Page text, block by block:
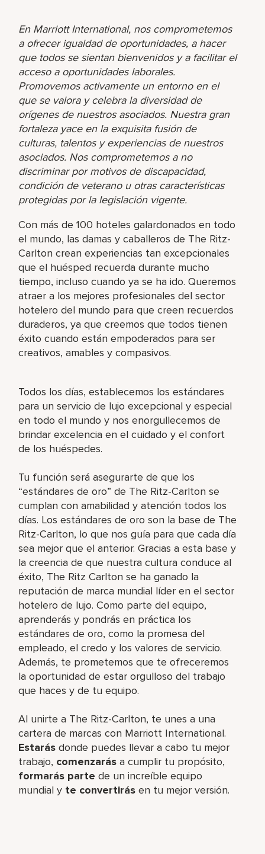
En Marriott International, nos comprometemos
a ofrecer igualdad de oportunidades, a hacer
que todos se sientan bienvenidos y a facilitar el
acceso a oportunidades laborales.
Promovemos activamente un entorno en el
que se valora y celebra la diversidad de
orígenes de nuestros asociados. Nuestra gran
fortaleza yace en la exquisita fusión de
culturas, talentos y experiencias de nuestros
asociados. Nos comprometemos a no
discriminar por motivos de discapacidad,
condición de veterano u otras características
protegidas por la legislación vigente.
Con más de 100 hoteles galardonados en todo
el mundo, las damas y caballeros de The Ritz-
Carlton crean experiencias tan excepcionales
que el huésped recuerda durante mucho
tiempo, incluso cuando ya se ha ido. Queremos
atraer a los mejores profesionales del sector
hotelero del mundo para que creen recuerdos
duraderos, ya que creemos que todos tienen
éxito cuando están empoderados para ser
creativos, amables y compasivos.
Todos los días, establecemos los estándares
para un servicio de lujo excepcional y especial
en todo el mundo y nos enorgullecemos de
brindar excelencia en el cuidado y el confort
de los huéspedes.
Tu función será asegurarte de que los
“estándares de oro” de The Ritz-Carlton se
cumplan con amabilidad y atención todos los
días. Los estándares de oro son la base de The
Ritz-Carlton, lo que nos guía para que cada día
sea mejor que el anterior. Gracias a esta base y
la creencia de que nuestra cultura conduce al
éxito, The Ritz Carlton se ha ganado la
reputación de marca mundial líder en el sector
hotelero de lujo. Como parte del equipo,
aprenderás y pondrás en práctica los
estándares de oro, como la promesa del
empleado, el credo y los valores de servicio.
Además, te prometemos que te ofreceremos
la oportunidad de estar orgulloso del trabajo
que haces y de tu equipo.
Al unirte a The Ritz-Carlton, te unes a una
cartera de marcas con Marriott International.
Estarás donde puedes llevar a cabo tu mejor
trabajo, comenzarás a cumplir tu propósito,
formarás parte de un increíble equipo
mundial y te convertirás en tu mejor versión.